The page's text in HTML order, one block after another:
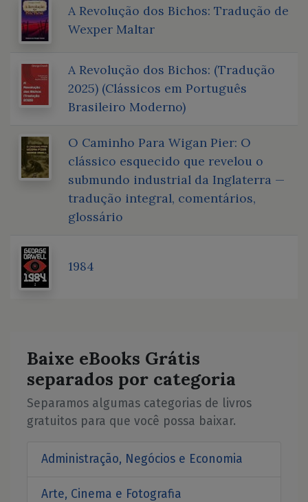
A Revolução dos Bichos: Tradução de
Wexper Maltar
A Revolução dos Bichos: (Tradução
2025) (Clássicos em Português
Brasileiro Moderno)
O Caminho Para Wigan Pier: O
clássico esquecido que revelou o
submundo industrial da Inglaterra —
tradução integral, comentários,
glossário
1984
Baixe eBooks Grátis
separados por categoria
Separamos algumas categorias de livros
gratuitos para que você possa baixar.
Administração, Negócios e Economia
Arte, Cinema e Fotografia